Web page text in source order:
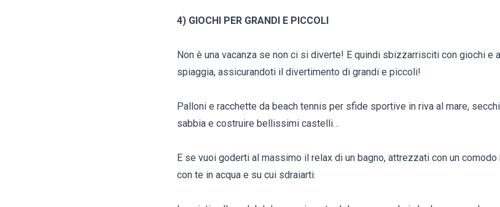
4) GIOCHI PER GRANDI E PICCOLI
Non è una vacanza se non ci si diverte! E quindi sbizzarrisciti con giochi e
spiaggia, assicurandoti il divertimento di grandi e piccoli!
Palloni e racchette da beach tennis per sfide sportive in riva al mare,
sabbia e costruire bellissimi castelli…
E se vuoi goderti al massimo il relax di un bagno, attrezzati con un
con te in acqua e su cui sdraiarti.